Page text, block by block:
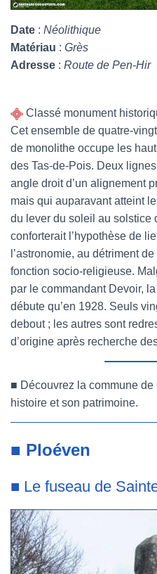
Date : Néolithique
Matériau : Grès
Adresse : Route de Pen-Hir
Classé monument
Cet ensemble de quatre-
de monolithe occupe les
des Tas-de-Pois. Deux
angle droit d’un alignement
mais qui auparavant atteint
du lever du soleil au solstice
conforterait l’hypothèse de
l’astronomie, au détriment
fonction socio-religieuse.
par le commandant Devoir,
débute qu’en 1928. Seuls
debout ; les autres sont
d’origine après recherche
■ Découvrez la commune de
histoire et son patrimoine.
■ Ploéven
■ Le fuseau de